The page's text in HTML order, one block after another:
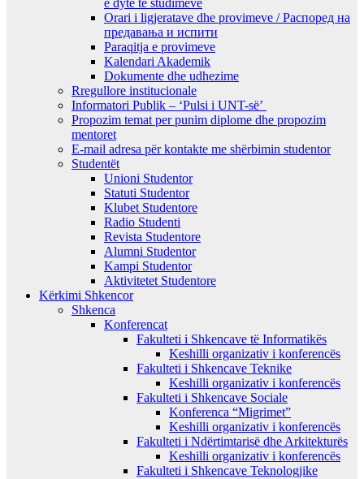
Orari i ligjeratave dhe provimeve / Распоред на
предавањa и испити
Paraqitja e provimeve
Kalendari Akademik
Dokumente dhe udhezime
Rregullore institucionale
Informatori Publik – ‘Pulsi i UNT-së’
Propozim temat per punim diplome dhe propozim
mentoret
E-mail adresa për kontakte me shërbimin studentor
Studentët
Unioni Studentor
Statuti Studentor
Klubet Studentore
Radio Studenti
Revista Studentore
Alumni Studentor
Kampi Studentor
Aktivitetet Studentore
Kërkimi Shkencor
Shkenca
Konferencat
Fakulteti i Shkencave të Informatikës
Keshilli organizativ i konferencës
Fakulteti i Shkencave Teknike
Keshilli organizativ i konferencës
Fakulteti i Shkencave Sociale
Konferenca “Migrimet”
Keshilli organizativ i konferencës
Fakulteti i Ndërtimtarisë dhe Arkitekturës
Keshilli organizativ i konferencës
Fakulteti i Shkencave Teknologjike